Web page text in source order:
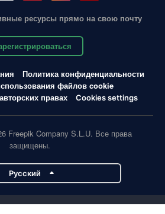
ресурсы прямо на свою почту
Политика конфиденциальности
файлов cookie
правах
Cookies settings
Freepik Company S.L.U. Все права
защищены.
Pусский